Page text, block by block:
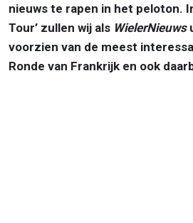
nieuws te rapen in het peloton.
Tour’ zullen wij als WielerNieuws
voorzien van de meest
Ronde van Frankrijk en ook